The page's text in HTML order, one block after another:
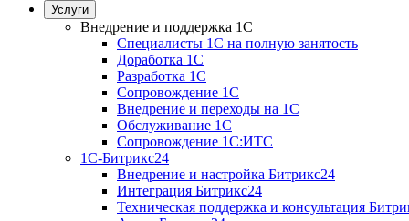
Услуги
Внедрение и поддержка 1C
Специалисты 1C на полную занятость
Доработка 1C
Разработка 1C
Сопровождение 1C
Внедрение и переходы на 1C
Обслуживание 1C
Сопровождение 1C:ИТС
1С-Битрикс24
Внедрение и настройка Битрикс24
Интеграция Битрикс24
Техническая поддержка и консультация